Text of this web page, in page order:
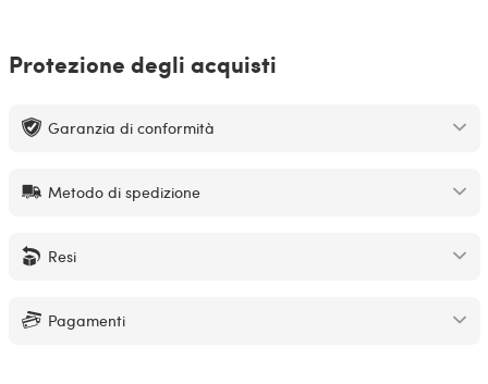
Protezione degli acquisti
Garanzia di conformità
Metodo di spedizione
Resi
Pagamenti